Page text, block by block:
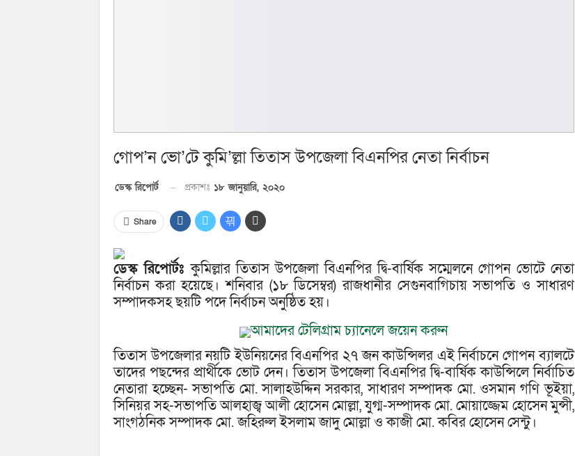
গোপ’ন ভো’টে কুমি’ল্লা তিতাস উপজেলা বিএনপির নেতা নির্বাচন
ডেস্ক রিপোর্ট প্রকাশঃ ১৮ জানুয়ারি, ২০২০
Share
ডেস্ক রিপোর্টঃকুমিল্লার তিতাস উপজেলা বিএনপির দ্বি-বার্ষিক সম্মেলনে গোপন ভোটে নেতা
নির্বাচন করা হয়েছে। শনিবার (১৮ ডিসেম্বর) রাজধানীর সেগুনবাগিচায় সভাপতি ও সাধারণ
সম্পাদকসহ ছয়টি পদে নির্বাচন অনুষ্ঠিত হয়।
আমাদের টেলিগ্রাম চ্যানেলে জয়েন করুন
তিতাস উপজেলার নয়টি ইউনিয়নের বিএনপির ২৭ জন কাউন্সিলর এই নির্বাচনে গোপন ব্যালটে
তাদের পছন্দের প্রার্থীকে ভোট দেন। তিতাস উপজেলা বিএনপির দ্বি-বার্ষিক কাউন্সিলে নির্বাচিত
নেতারা হচ্ছেন- সভাপতি মো. সালাহউদ্দিন সরকার, সাধারণ সম্পাদক মো. ওসমান গণি ভূইয়া,
সিনিয়র সহ-সভাপতি আলহাজ্ব আলী হোসেন মোল্লা, যুগ্ম-সম্পাদক মো. মোয়াজ্জেম হোসেন মুন্সী,
সাংগঠনিক সম্পাদক মো. জহিরুল ইসলাম জাদু মোল্লা ও কাজী মো. কবির হোসেন সেন্টু।